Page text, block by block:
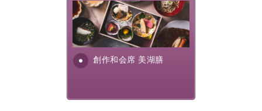
この一年限りの機会に、記憶に残るひとときをお過ごし
-----------【安心への取り組み】----------
個室料亭、貸切風呂のご利用が可能な上、 安心安全にご
創作和会席 美湖膳
美湖膳とは諏訪の地で特別を
提供する為に料理長・神原 裕
明が考え出した創作和会席で
す。美しい諏訪湖の幸...